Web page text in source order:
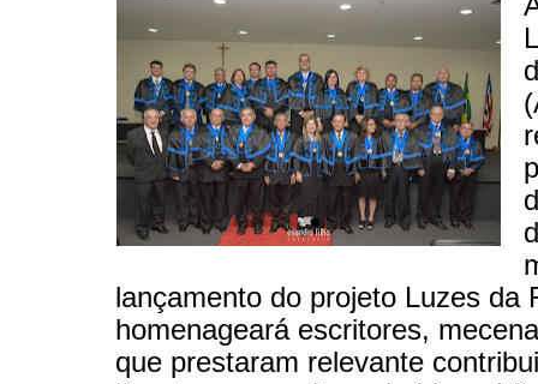
lançamento do projeto Luzes da
homenageará escritores,
que prestaram relevante